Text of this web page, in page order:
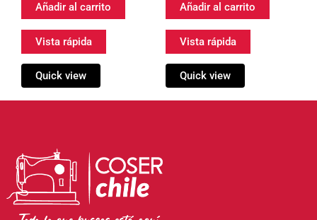
Añadir al carrito
Vista rápida
Quick view
Añadir al carrito
Vista rápida
Quick view